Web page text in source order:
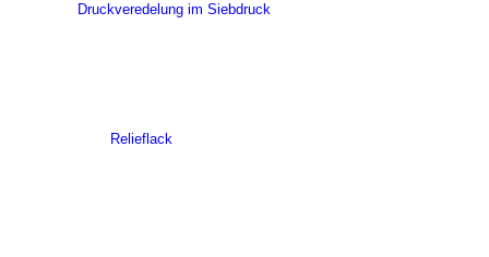
Druckveredelung im Siebdruck
Relieflack